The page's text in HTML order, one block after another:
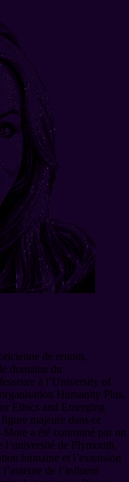
de renom,
domaine du
à l’University of
Humanity Plus.
Ethics and Emerging
majeure dans ce
a été couronné par un
l’université de Plymouth,
humaine et l’extension
de l’influent